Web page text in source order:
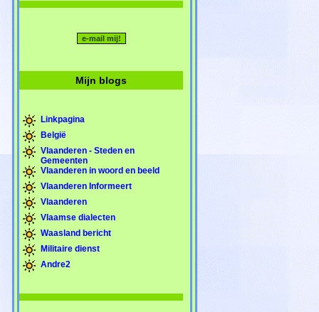
Mijn blogs
Linkpagina
België
Vlaanderen - Steden en
Gemeenten
Vlaanderen in woord en beeld
Vlaanderen Informeert
Vlaanderen
Vlaamse dialecten
Waasland bericht
Militaire dienst
Andre2